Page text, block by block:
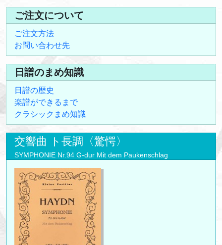
ご注文について
ご注文方法
お問い合わせ先
日譜のまめ知識
日譜の歴史
楽譜ができるまで
クラシックまめ知識
交響曲 ト長調〈驚愕〉
SYMPHONIE Nr.94 G-dur Mit dem Paukenschlag